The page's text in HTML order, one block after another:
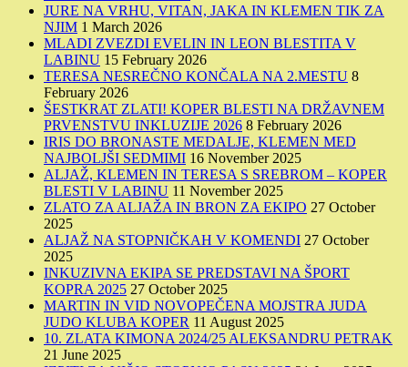
JURE NA VRHU, VITAN, JAKA IN KLEMEN TIK ZA
NJIM 1 March 2026
MLADI ZVEZDI EVELIN IN LEON BLESTITA V
LABINU 15 February 2026
TERESA NESREČNO KONČALA NA 2.MESTU 8
February 2026
ŠESTKRAT ZLATI! KOPER BLESTI NA DRŽAVNEM
PRVENSTVU INKLUZIJE 2026 8 February 2026
IRIS DO BRONASTE MEDALJE, KLEMEN MED
NAJBOLJŠI SEDMIMI 16 November 2025
ALJAŽ, KLEMEN IN TERESA S SREBROM – KOPER
BLESTI V LABINU 11 November 2025
ZLATO ZA ALJAŽA IN BRON ZA EKIPO 27 October
2025
ALJAŽ NA STOPNIČKAH V KOMENDI 27 October
2025
INKUZIVNA EKIPA SE PREDSTAVI NA ŠPORT
KOPRA 2025 27 October 2025
MARTIN IN VID NOVOPEČENA MOJSTRA JUDA
JUDO KLUBA KOPER 11 August 2025
10. ZLATA KIMONA 2024/25 ALEKSANDRU PETRAK
21 June 2025